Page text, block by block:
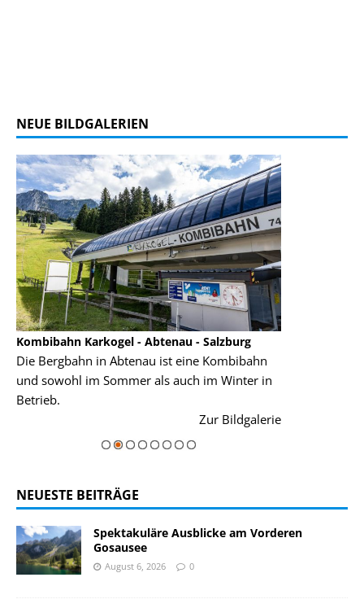
NEUE BILDGALERIEN
Kombibahn Karkogel - Abtenau - Salzburg
Die Bergbahn in Abtenau ist eine Kombibahn
und sowohl im Sommer als auch im Winter in
Betrieb.
Zur Bildgalerie
NEUESTE BEITRÄGE
Spektakuläre Ausblicke am Vorderen
Gosausee
August 6, 2026 0